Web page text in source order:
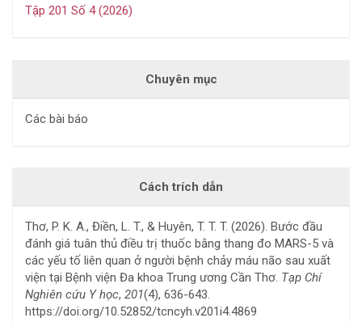
Tập 201 Số 4 (2026)
Chuyên mục
Các bài báo
Cách trích dẫn
Thơ, P. K. A., Điền, L. T., & Huyên, T. T. T. (2026). Bước đầu
đánh giá tuân thủ điều trị thuốc bằng thang đo MARS-5 và
các yếu tố liên quan ở người bệnh chảy máu não sau xuất
viện tại Bệnh viện Đa khoa Trung ương Cần Thơ. Tạp Chí
Nghiên cứu Y học, 201(4), 636-643.
https://doi.org/10.52852/tcncyh.v201i4.4869